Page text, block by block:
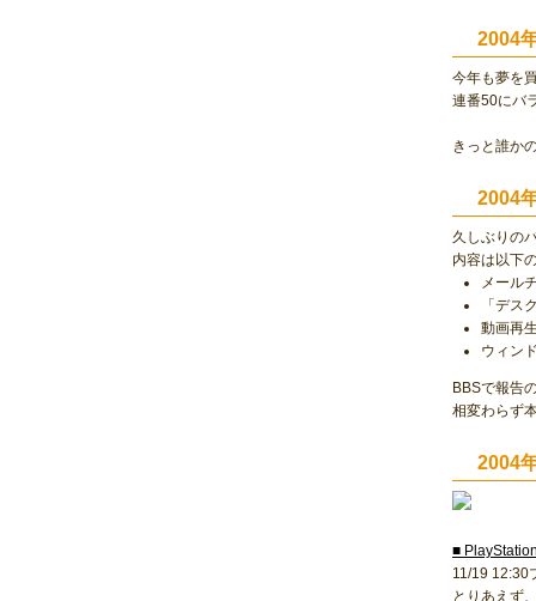
2004
今年も夢を
連番50にバ
きっと誰か
2004
久しぶりの
内容は以下
メール
「デス
動画再
ウィン
BBSで報告
相変わらず
2004
■
11/19 12:30
とりあえず